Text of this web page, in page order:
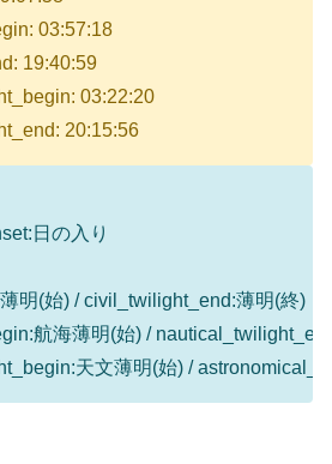
03:57:18
19:40:59
03:22:20
20:15:56
日の入り
明(始) / civil_twilight_end:薄明(終)
航海薄明(始) /
天文薄明(始) /